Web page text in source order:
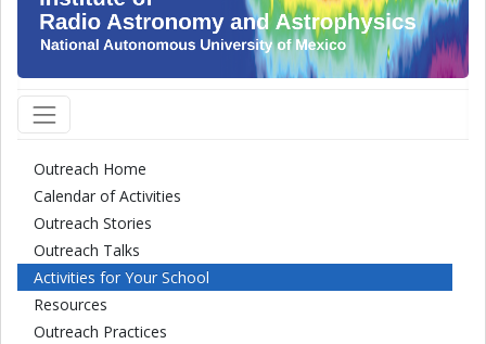
Outreach Home
Calendar of Activities
Outreach Stories
Outreach Talks
Activities for Your School
Resources
Outreach Practices